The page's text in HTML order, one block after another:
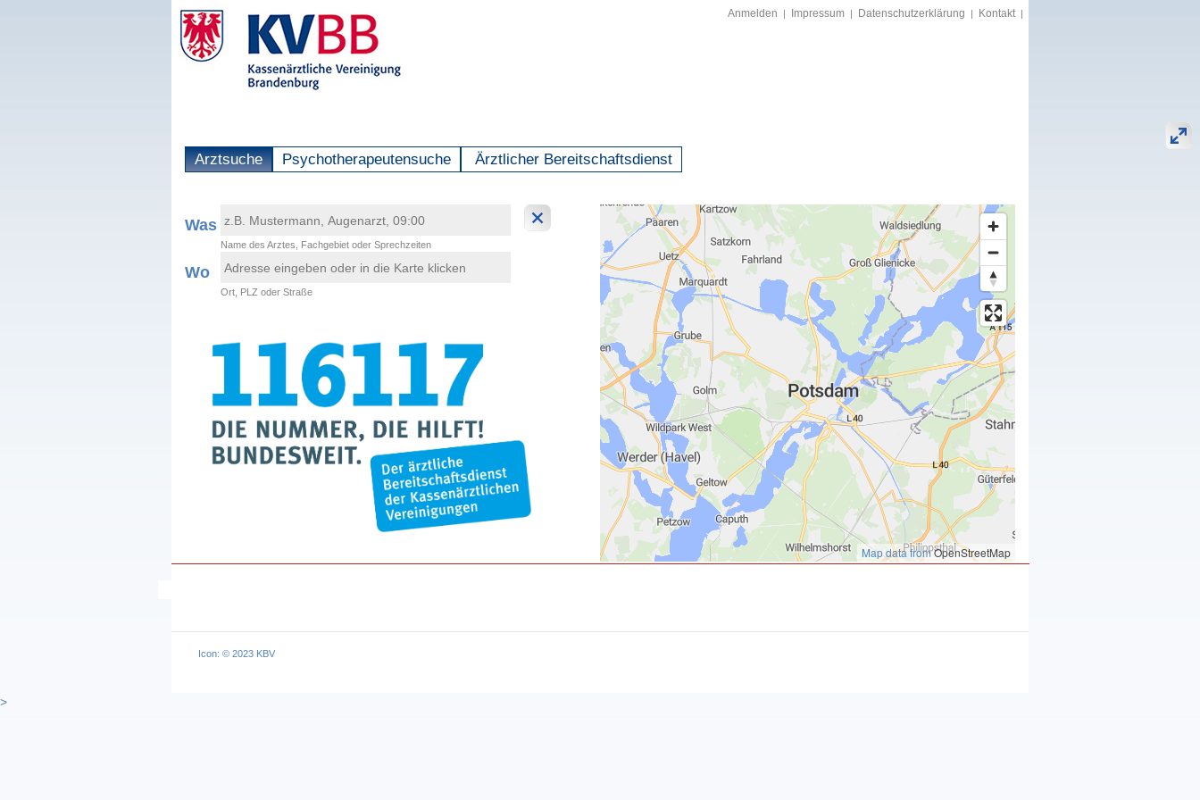
Anmelden | Impressum | Datenschutzerklärung | Kontakt |
Arztsuche Psychotherapeutensuche Ärztlicher Bereitschaftsdienst
Was
Name des Arztes, Fachgebiet oder Sprechzeiten
Wo
Ort, PLZ oder Straße
Map data fromOpenStreetMap
Icon: © 2023 KBV
>